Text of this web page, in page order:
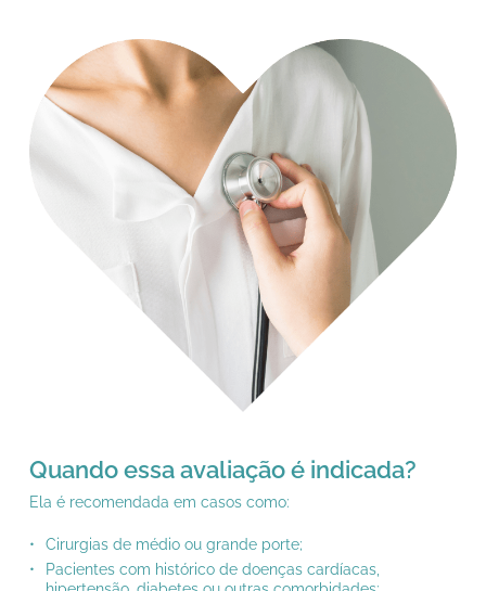
Quando essa avaliação é indicada?
Ela é recomendada em casos como:
Cirurgias de médio ou grande porte;
Pacientes com histórico de doenças cardíacas,